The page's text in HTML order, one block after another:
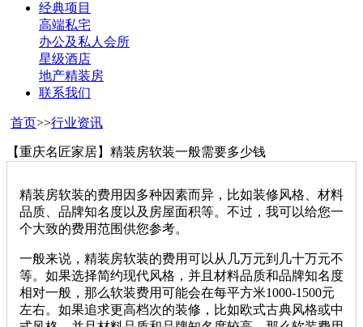
经典项目
高端私宅
办公及私人会所
星级酒店
地产精装房
联系我们
首页>>行业资讯
【重庆名匠家居】精装房软装一般需要多少钱
精装房软装的费用因多种因素而异，比如装修风格、材料
品质、品牌知名度以及房屋面积等。不过，我可以给您一
个大致的费用范围供您参考。
一般来说，精装房软装的费用可以从几万元到几十万元不
等。如果选择简约现代风格，并且材料品质和品牌知名度
相对一般，那么软装费用可能会在每平方米1000-1500元
左右。如果追求更高档次的装修，比如欧式古典风格或中